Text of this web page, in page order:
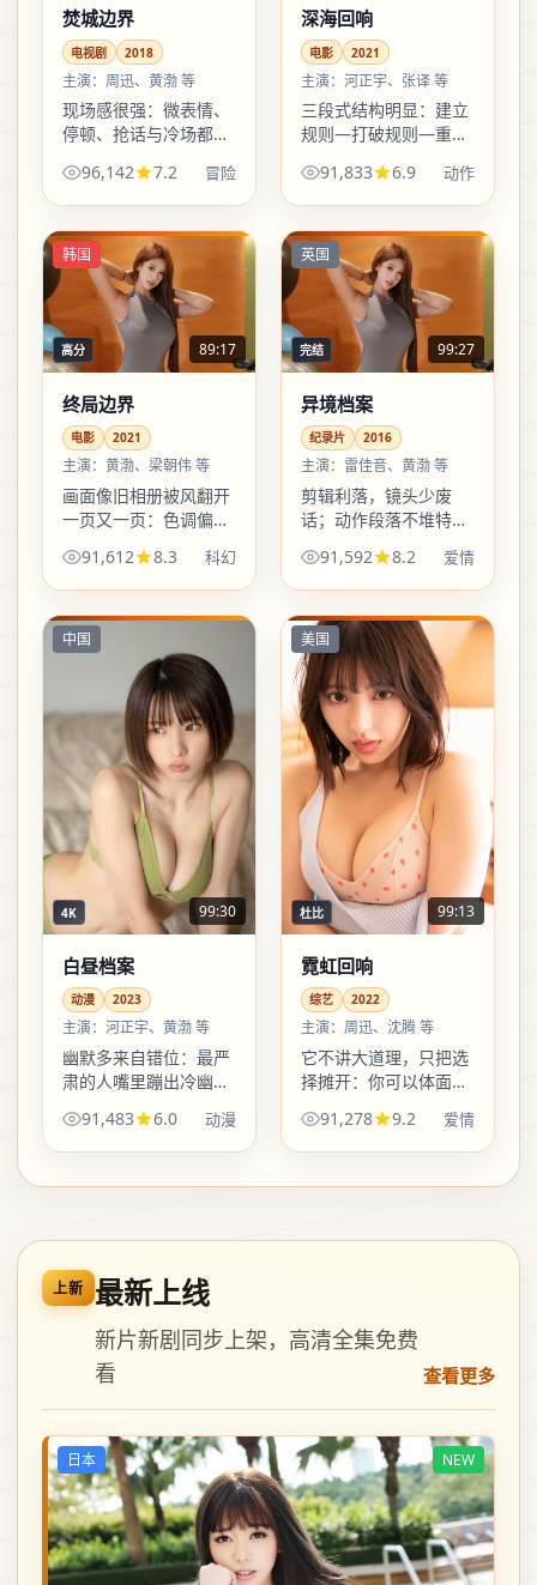
焚城边界
电视剧 2018
主演： 周迅、黄渤 等
现场感很强：微表情、
停顿、抢话与冷场都被
更像真实发生的电视
剧。适合下饭，也适合
二倍速后回头找细节。
96,142 7.2 冒险
深海回响
电影 2021
主演： 河正宇、张译 等
三段式结构明显：建立
规则—打破规则—重写
线的观众，会对这部电
影很友好。
91,833 6.9 动作
韩国
高分 89:17
终局边界
电影 2021
主演： 黄渤、梁朝伟 等
画面像旧相册被风翻开
一页又一页：色调偏暖
尔缺席，反而让沉默更
响。适合喜欢细品镜头
语言的观众。
91,612 8.3 科幻
英国
完结 99:27
异境档案
纪录片 2016
主演： 雷佳音、黄渤 等
剪辑利落，镜头少废
话；动作段落不堆特
制造压迫。想看「干
净」的爱情表达，这部
值得点开。
91,592 8.2 爱情
中国
4K 99:30
白昼档案
动漫 2023
主演： 河正宇、黄渤 等
幽默多来自错位：最严
肃的人嘴里蹦出冷幽
默，最随意的一次决定
拖出长尾后果；动漫类
型底下笑点尽量不油，
91,483 6.0 动漫
美国
杜比 99:13
霓虹回响
综艺 2022
主演： 周迅、沈腾 等
它不讲大道理，只把选
择摊开：你可以体面地
输，也可以狼狈地赢。
综艺外壳下，是对「代
价」这个词最朴素的注
91,278 9.2 爱情
上新 最新上线
新片新剧同步上架，高清全集免费
看
查看更多
日本 NEW